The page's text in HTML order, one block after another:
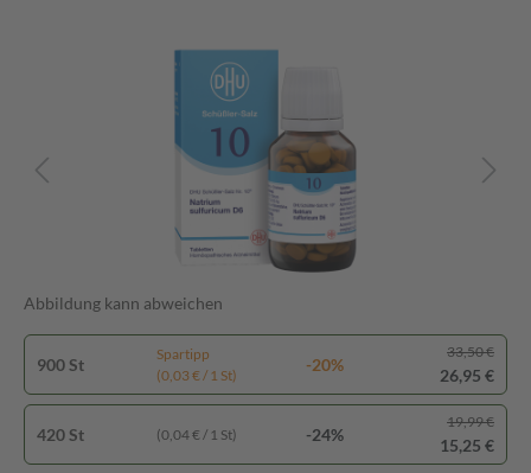
Abbildung kann abweichen
900 St
Spartipp
(0,03 € / 1 St)
-20%
33,50 €
26,95 €
420 St (0,04 € / 1 St) -24%
19,99 €
15,25 €